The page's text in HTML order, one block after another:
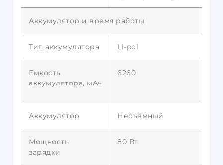
Аккумулятор и время работы
Тип аккумулятора Li-pol
Емкость
аккумулятора, мАч
6260
Аккумулятор Несъемный
Мощность
зарядки
80 Вт